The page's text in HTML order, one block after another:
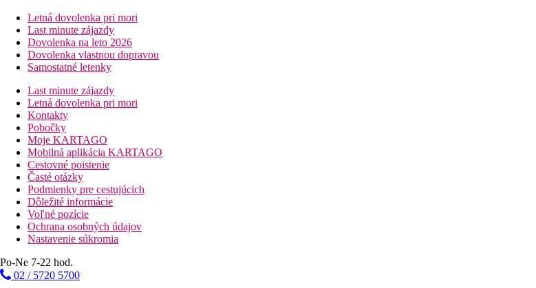
Letná dovolenka pri mori
Last minute zájazdy
Dovolenka na leto 2026
Dovolenka vlastnou dopravou
Samostatné letenky
Last minute zájazdy
Letná dovolenka pri mori
Kontakty
Pobočky
Moje KARTAGO
Mobilná aplikácia KARTAGO
Cestovné poistenie
Časté otázky
Podmienky pre cestujúcich
Dôležité informácie
Voľné pozície
Ochrana osobných údajov
Nastavenie súkromia
Po-Ne 7-22 hod.
02 / 5720 5700